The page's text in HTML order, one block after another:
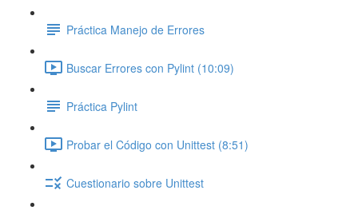
Práctica Manejo de Errores
Buscar Errores con Pylint (10:09)
Práctica Pylint
Probar el Código con Unittest (8:51)
Cuestionario sobre Unittest